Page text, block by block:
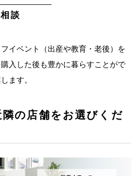
談
イベント（出産や教育・老後）を
入した後も豊かに暮らすことがで
ます。
隣の店舗をお選びくだ